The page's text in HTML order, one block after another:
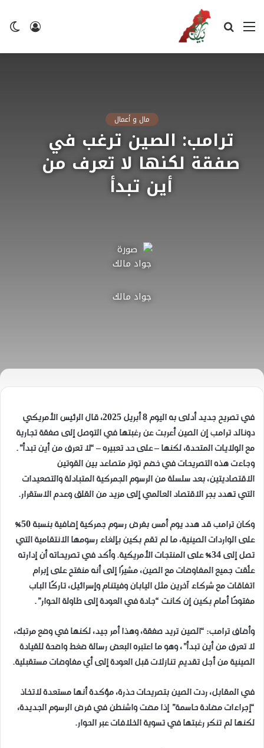
تسجيل
القائمة بحث
مال و أعمال
ترامب: الصين ترغب في
صفقة لكنها لا تعرف من
أين تبدأ
جواد مالك
في تصريح جديد أدلى به اليوم 8 أبريل 2025، قال الرئيس الأمريكي
دونالد ترامب إن الصين أعربت عن رغبتها في التوصل إلى صفقة تجارية
مع الولايات المتحدة، لكنها – على حد تعبيره – “لا تعرف من أين تبدأ”.
وجاءت هذه التصريحات في خضم توتر متصاعد بين القوتين
الاقتصاديتين، بعد سلسلة من الرسوم الجمركية المتبادلة والتصعيدات
التي تهدد بجر الاقتصاد العالمي إلى مزيد من القلق وعدم الاستقرار.
وكان ترامب قد هدد يوم أمس بفرض رسوم جمركية إضافية بنسبة 50%
على الواردات الصينية، ما لم تقم بكين بإلغاء رسومها الانتقامية التي
تصل إلى 34% على المنتجات الأمريكية. وأكد في تصريحاته أن إدارته
علّقت جميع المفاوضات مع الصين، مشيرًا إلى أنه منفتح على إبرام
اتفاقات مع شركاء آخرين مثل اليابان وفيتنام وإسرائيل، تاركًا الباب
مفتوحًا أمام بكين إن كانت “جادة في العودة إلى طاولة الحوار”.
وأضاف ترامب: “الصين تريد صفقة، وهذا أمر جيد، لكنها في وضع مرتبك،
لا تعرف من أين تبدأ”، وهو ما اعتبره البعض رسالة ضغط واضحة للقيادة
الصينية من أجل تقديم تنازلات قبل العودة إلى أي مفاوضات مستقبلية.
في المقابل، ردت الصين بتصريحات حذرة، مؤكدة أنها مستعدة لاتخاذ
“إجراءات مضادة حاسمة” إذا مضت واشنطن في فرض الرسوم الجديدة،
لكنها لم تنكر رغبتها في تسوية الخلافات عبر الحوار.